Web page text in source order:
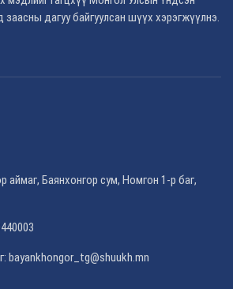
заасны дагуу байгуулсан шүүх хэрэгжүүлнэ.
аймаг, Баянхонгор сум, Номгон 1-р баг,
bayankhongor_tg@shuukh.mn